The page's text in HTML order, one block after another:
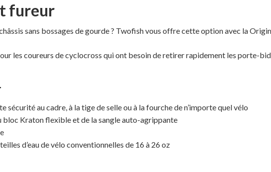
fureur
sans bossages de gourde ? Twofish vous offre cette option avec la
les coureurs de cyclocross qui ont besoin de retirer rapidement les porte-
sécurité au cadre, à la tige de selle ou à la fourche de n’importe quel vélo
bloc Kraton flexible et de la sangle auto-agrippante
d’eau de vélo conventionnelles de 16 à 26 oz